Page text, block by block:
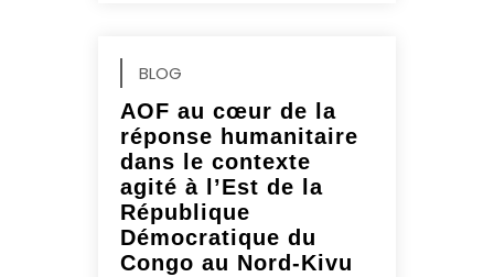
BLOG
AOF au cœur de la
réponse humanitaire
dans le contexte
agité à l’Est de la
République
Démocratique du
Congo au Nord-Kivu